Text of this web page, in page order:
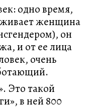
одно время,
женщина
он
и от ее лица
очень
Это такой
в ней 800